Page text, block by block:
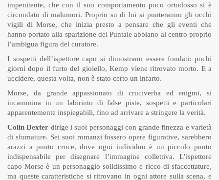
impenitente, che con il suo comportamento poco ortodosso si è
circondato di malumori. Proprio su di lui si punteranno gli occhi
vigili di Morse, che inizia presto a pensare che gli eventi che
hanno portato alla sparizione del Puntale abbiano al centro proprio
l’ambigua figura del curatore.
I sospetti dell’ispettore capo si dimostrano essere fondati: pochi
giorni dopo il furto del gioiello, Kemp viene ritrovato morto. E a
uccidere, questa volta, non è stato certo un infarto.
Morse, da grande appassionato di cruciverba ed enigmi, si
incammina in un labirinto di false piste, sospetti e particolari
apparentemente inspiegabili, fino ad arrivare a stringere la verità.
Colin Dexter dirige i suoi personaggi con grande finezza e varietà
di sfumature. Sei suoi romanzi fossero opere figurative, sarebbero
arazzi a punto croce, dove ogni individuo è un piccolo punto
indispensabile per disegnare l’immagine collettiva. L’ispettore
capo Morse è un personaggio solidissimo e ricco di sfaccettature,
ma queste caratteristiche si ritrovano in ogni attore sulla scena, e